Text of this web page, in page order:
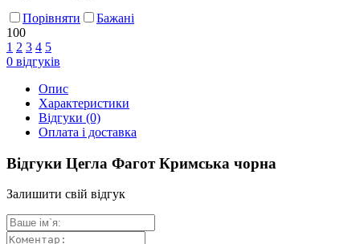
Порівняти
Бажані
100
1 2 3 4 5
0 відгуків
Опис
Характеристики
Відгуки (0)
Оплата і доставка
Відгуки Цегла Фагот Кримська чорна
Залишити свій відгук